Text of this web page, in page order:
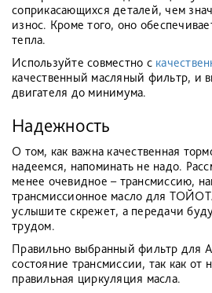
соприкасающихся деталей, чем
износ. Кроме того, оно
тепла.
Используйте совместно с
качественный масляный фильтр, и
двигателя до минимума.
Надежность
О том, как важна качественная
надеемся, напоминать не надо.
менее очевидное – трансмиссию,
трансмиссионное масло для
услышите скрежет, а передачи
трудом.
Правильно выбранный фильтр для
состояние трансмиссии, так как от
правильная циркуляция масла.